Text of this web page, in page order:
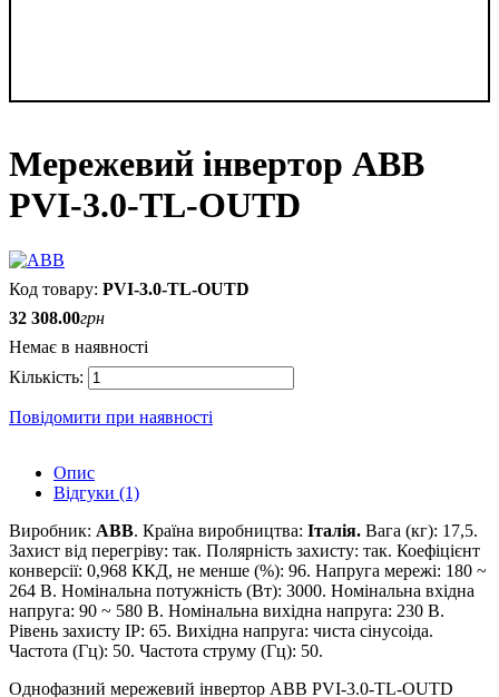
Мережевий інвертор ABB
PVI-3.0-TL-OUTD
PVI-3.0-TL-OUTD
32 308.00грн
Немає в наявності
Повідомити при наявності
Опис
Відгуки (1)
Виробник: ABB. Країна виробництва: Італія. Вага (кг): 17,5.
Захист від перегріву: так. Полярність захисту: так. Коефіцієнт
конверсії: 0,968 ККД, не менше (%): 96. Напруга мережі: 180 ~
264 В. Номінальна потужність (Вт): 3000. Номінальна вхідна
напруга: 90 ~ 580 В. Номінальна вихідна напруга: 230 В.
Рівень захисту IP: 65. Вихідна напруга: чиста сінусоіда.
Частота (Гц): 50. Частота струму (Гц): 50.
Однофазний мережевий інвертор ABB PVI-3.0-TL-OUTD